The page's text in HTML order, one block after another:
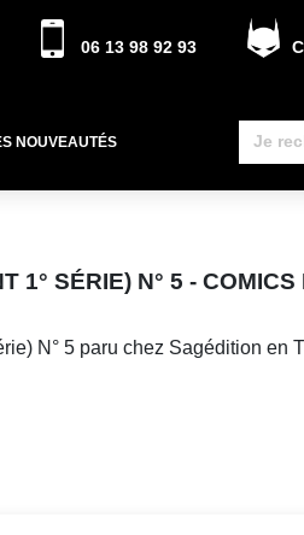
06 13 98 92 93
NOUVEAUTÉS
1° SÉRIE) N° 5 - COMICS
N° 5 paru chez Sagédition en